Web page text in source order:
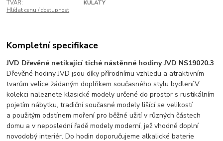
TVAR:
KULATÝ
Hlídat cenu / dostupnost
Kompletní specifikace
JVD Dřevěné netikající tiché nástěnné hodiny JVD NS19020.3
Dřevěné hodiny JVD jsou díky přírodnímu vzhledu a atraktivním
tvarům velice žádaným doplňkem současného stylu bydlení.V
kolekci naleznete klasické modely určené do prostor s rustikálním
pojetím nábytku, tradiční současné modely lišící se velikostí
a použitým odstínem moření pro běžné užití v různých částech
domu a v neposlední řadě modely moderní, jež vhodně doplní
novodobý interiér. Do hodin doporučujeme alkalické baterie